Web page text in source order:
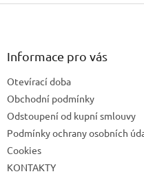
Z
Informace pro vás
Otevírací doba
Obchodní podmínky
Odstoupení od kupní smlouvy
Podmínky ochrany osobních
Cookies
KONTAKTY